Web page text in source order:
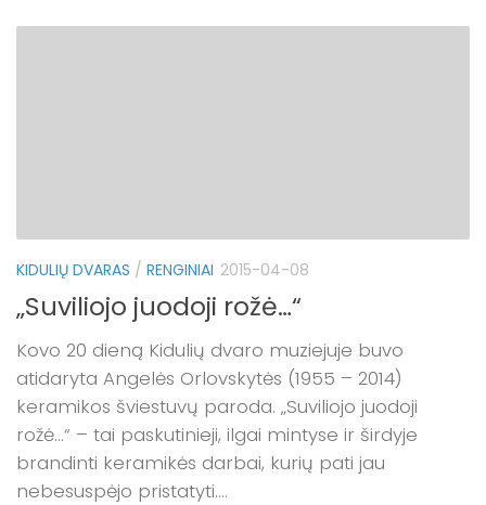
KIDULIŲ DVARAS / RENGINIAI 2015-04-08
„Suviliojo juodoji rožė…“
Kovo 20 dieną Kidulių dvaro muziejuje buvo
atidaryta Angelės Orlovskytės (1955 – 2014)
keramikos šviestuvų paroda. „Suviliojo juodoji
rožė…“ – tai paskutinieji, ilgai mintyse ir širdyje
brandinti keramikės darbai, kurių pati jau
nebesuspėjo pristatyti....